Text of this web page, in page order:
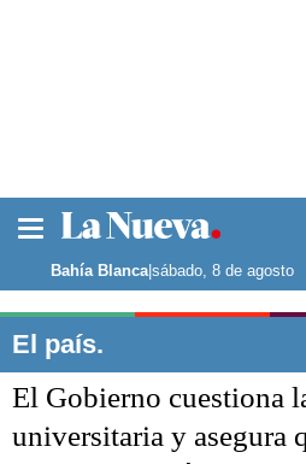
Noticias
La
Punta
El
Bahía Blanca|sábado, 8 de agosto
El país.
El Gobierno cuestiona
universitaria y asegura